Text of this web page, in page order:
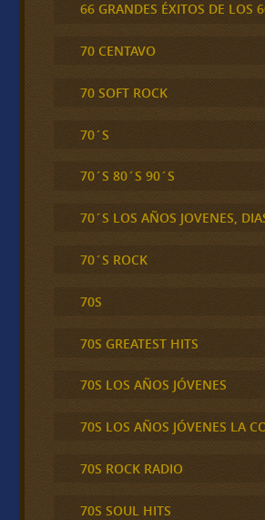
66 GRANDES ÉXITOS DE LOS
70 CENTAVO
70 SOFT ROCK
70´S
70´S 80´S 90´S
70´S LOS AÑOS JOVENES,
70´S ROCK
70S
70S GREATEST HITS
70S LOS AÑOS JÓVENES
70S LOS AÑOS JÓVENES LA
70S ROCK RADIO
70S SOUL HITS